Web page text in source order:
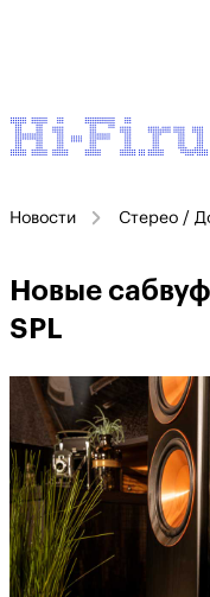
Новости Стерео /
Новые
SPL